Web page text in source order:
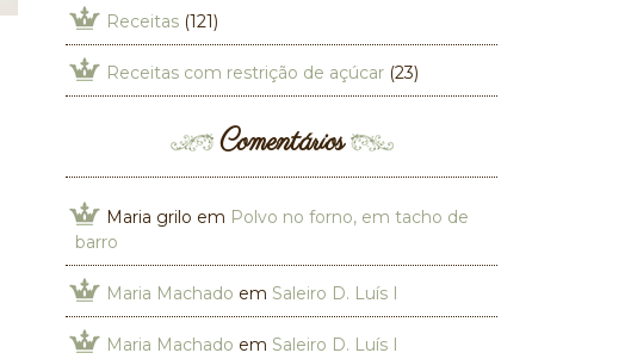
Receitas (121)
Receitas com restrição de açúcar (23)
Comentários
Maria grilo em Polvo no forno, em tacho de
barro
Maria Machado em Saleiro D. Luís I
Maria Machado em Saleiro D. Luís I